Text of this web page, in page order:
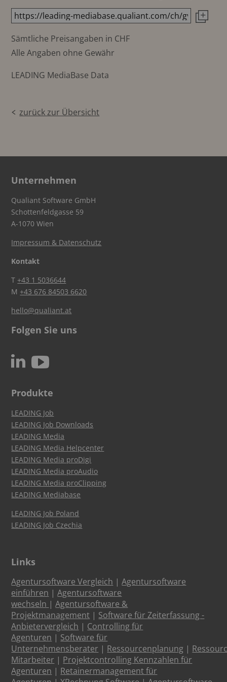
Sämtliche Preisangaben in CHF
Alle Angaben ohne Gewähr
LEADING MediaBase Data
zurück zur Übersicht
Unternehmen
Qualiant Software GmbH
Schottenfeldgasse 59
A-1070 Wien
Impressum & Datenschutz
Kontakt
T+43 1 5036644
M+43 676 84503 6620
hello@qualiant.at
Folgen Sie uns
N c
Produkte
LEADING Job
LEADING Job Downloads
LEADING Media
LEADING Media Helpcenter
LEADING Media proDigi
LEADING Media proAudio
LEADING Media proClipping
LEADING Mediabase
LEADING Job Poland
LEADING Job Czechia
Links
Agentursoftware Vergleich |Agentursoftware
einführen |Agentursoftware
wechseln |Agentursoftware &
Projektmanagement | Software für Zeiterfassung -
Anbietervergleich | Controlling für
Agenturen | Software für
Unternehmensberater | Ressourcenplanung |
Mitarbeiter | Projektcontrolling Kennzahlen für
Agenturen | Retainermanagement für